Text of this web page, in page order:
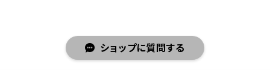
ショップに質問する